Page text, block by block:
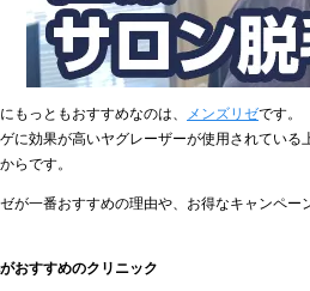
もっともおすすめなのは、 メンズリゼです。
に効果が高いヤグレーザーが使用されてい
らです。
が一番おすすめの理由や、お得なキャンペ
おすすめのクリニック